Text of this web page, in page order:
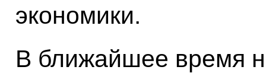
экономики.
В ближайшее время